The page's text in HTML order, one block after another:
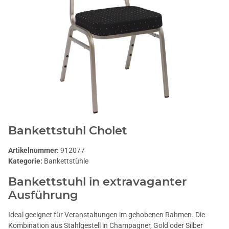
Bankettstuhl Cholet
Artikelnummer: 912077
Kategorie: Bankettstühle
Bankettstuhl in extravaganter
Ausführung
Ideal geeignet für Veranstaltungen im gehobenen Rahmen. Die
Kombination aus Stahlgestell in Champagner, Gold oder Silber